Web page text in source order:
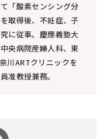
「酸素センシング分
取得後、不妊症、子
に従事。慶應義塾大
央病院産婦人科、東
川ARTクリニックを
准教授兼務。